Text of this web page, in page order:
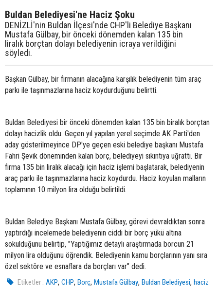
Buldan Belediyesi'ne Haciz Şoku
DENİZLİ'nin Buldan İlçesi'nde CHP'li Belediye Başkanı
Mustafa Gülbay, bir önceki dönemden kalan 135 bin
liralık borçtan dolayı belediyenin icraya verildiğini
söyledi.
Başkan Gülbay, bir firmanın alacağına karşılık belediyenin tüm araç
parkı ile taşınmazlarına haciz koydurduğunu belirtti.
Buldan Belediyesi bir önceki dönemden kalan 135 bin biralık borçtan
dolayı hacizlik oldu. Geçen yıl yapılan yerel seçimde AK Parti'den
aday gösterilmeyince DP'ye geçen eski belediye başkanı Mustafa
Fahri Şevik döneminden kalan borç, belediyeyi sıkıntıya uğrattı. Bir
firma 135 bin liralık alacağı için haciz işlemi başlatarak, belediyenin
araç parkı ile taşınmazlarına haciz koydurdu. Haciz koyulan malların
toplamının 10 milyon lira olduğu belirtildi.
Buldan Belediye Başkanı Mustafa Gülbay, görevi devraldıktan sonra
yaptırdığı incelemede belediyenin ciddi bir borç yükü altına
sokulduğunu belirtip, "Yaptığımız detaylı araştırmada borcun 21
milyon lira olduğunu öğrendik. Belediyenin kamu borçlarının yanı sıra
özel sektöre ve esnaflara da borçları var" dedi.
Etiketler : AKP,CHP,Borç,Mustafa Gülbay,Buldan Belediyesi,haciz